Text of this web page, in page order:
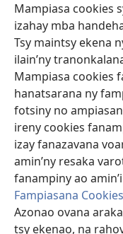
Mampiasa cookies
izahay mba
Tsy maintsy ekena
ilain’ny
Mampiasa cookies
hanatsarana ny
fotsiny no
ireny cookies
izay fanazavana
amin’ny resaka
fanampiny ao
Fampiasana
Azonao ovana
tsy ekenao, na
Fanomezana
(manokatra
rohy)
FITEHIRIZAM-
(manokatra
rohy)
JW Hub
(manokatra
rohy)
JW Library
Watchtower Library
Copyright© 2026 Watch